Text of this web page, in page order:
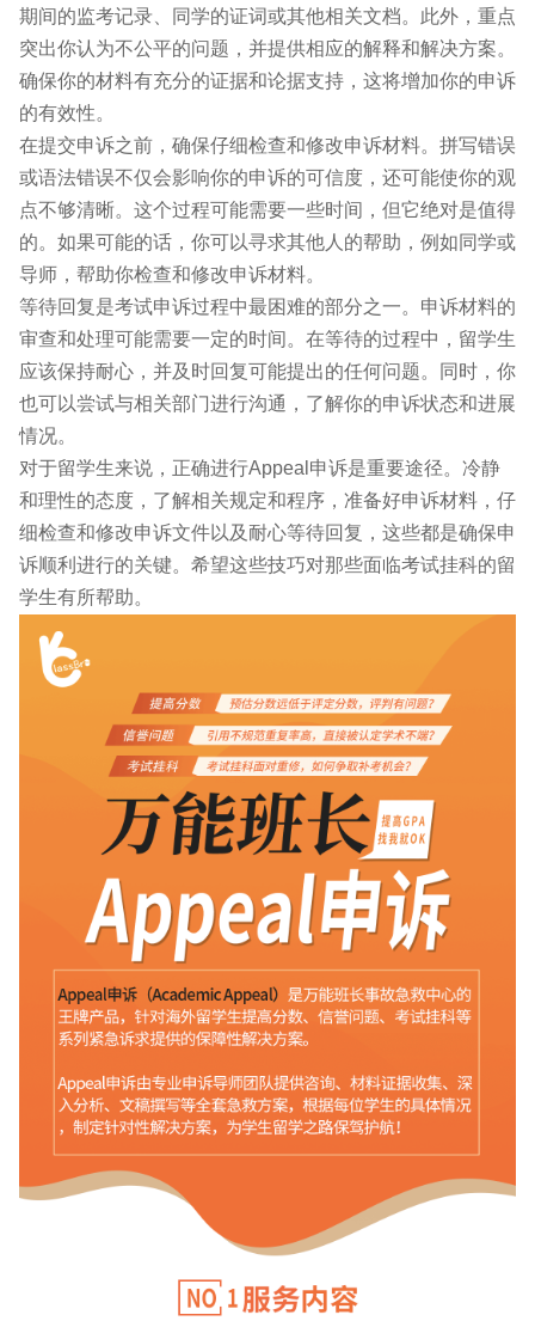
期间的监考记录、同学的证词或其他相关文档。此外，重点
突出你认为不公平的问题，并提供相应的解释和解决方案。
确保你的材料有充分的证据和论据支持，这将增加你的申诉
的有效性。
在提交申诉之前，确保仔细检查和修改申诉材料。拼写错误
或语法错误不仅会影响你的申诉的可信度，还可能使你的观
点不够清晰。这个过程可能需要一些时间，但它绝对是值得
的。如果可能的话，你可以寻求其他人的帮助，例如同学或
导师，帮助你检查和修改申诉材料。
等待回复是考试申诉过程中最困难的部分之一。申诉材料的
审查和处理可能需要一定的时间。在等待的过程中，留学生
应该保持耐心，并及时回复可能提出的任何问题。同时，你
也可以尝试与相关部门进行沟通，了解你的申诉状态和进展
情况。
对于留学生来说，正确进行Appeal申诉是重要途径。冷静
和理性的态度，了解相关规定和程序，准备好申诉材料，仔
细检查和修改申诉文件以及耐心等待回复，这些都是确保申
诉顺利进行的关键。希望这些技巧对那些面临考试挂科的留
学生有所帮助。